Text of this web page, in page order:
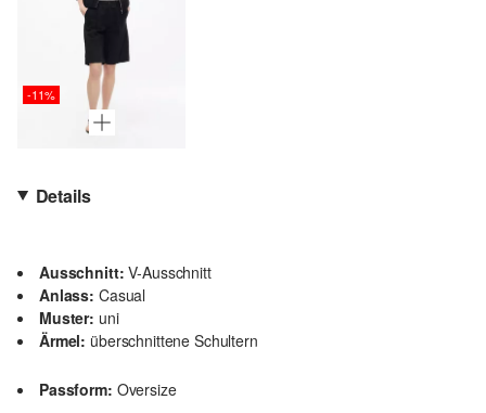
-11%
Details
Ausschnitt: V-Ausschnitt
Anlass: Casual
Muster: uni
Ärmel: überschnittene Schultern
Passform: Oversize